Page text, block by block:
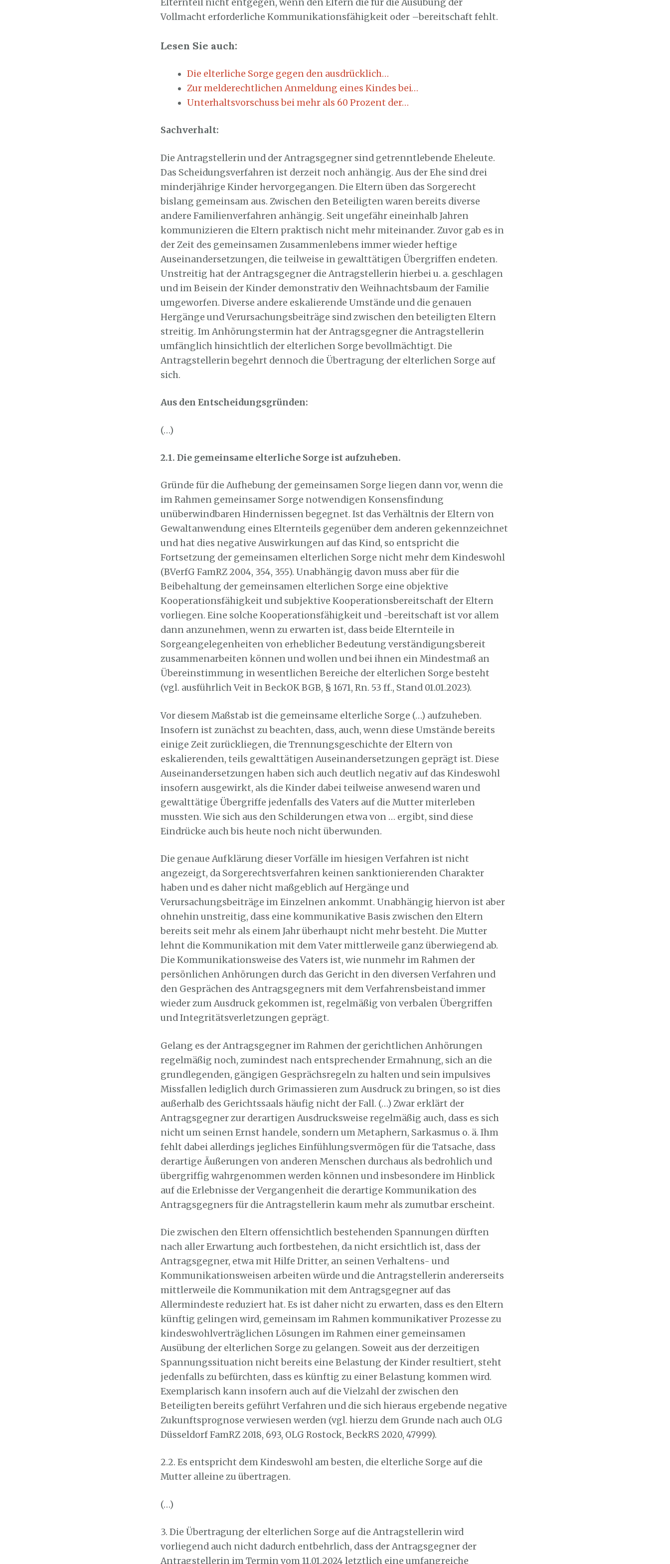
Elternteil nicht entgegen, wenn den Eltern die für die Ausübung der
Vollmacht erforderliche Kommunikationsfähigkeit oder –bereitschaft fehlt.
Lesen Sie auch:
Die elterliche Sorge gegen den ausdrücklich…
Zur melderechtlichen Anmeldung eines Kindes bei…
Unterhaltsvorschuss bei mehr als 60 Prozent der…
Sachverhalt:
Die Antragstellerin und der Antragsgegner sind getrenntlebende Eheleute.
Das Scheidungsverfahren ist derzeit noch anhängig. Aus der Ehe sind drei
minderjährige Kinder hervorgegangen. Die Eltern üben das Sorgerecht
bislang gemeinsam aus. Zwischen den Beteiligten waren bereits diverse
andere Familienverfahren anhängig. Seit ungefähr eineinhalb Jahren
kommunizieren die Eltern praktisch nicht mehr miteinander. Zuvor gab es in
der Zeit des gemeinsamen Zusammenlebens immer wieder heftige
Auseinandersetzungen, die teilweise in gewalttätigen Übergriffen endeten.
Unstreitig hat der Antragsgegner die Antragstellerin hierbei u. a. geschlagen
und im Beisein der Kinder demonstrativ den Weihnachtsbaum der Familie
umgeworfen. Diverse andere eskalierende Umstände und die genauen
Hergänge und Verursachungsbeiträge sind zwischen den beteiligten Eltern
streitig. Im Anhörungstermin hat der Antragsgegner die Antragstellerin
umfänglich hinsichtlich der elterlichen Sorge bevollmächtigt. Die
Antragstellerin begehrt dennoch die Übertragung der elterlichen Sorge auf
sich.
Aus den Entscheidungsgründen:
(…)
2.1. Die gemeinsame elterliche Sorge ist aufzuheben.
Gründe für die Aufhebung der gemeinsamen Sorge liegen dann vor, wenn die
im Rahmen gemeinsamer Sorge notwendigen Konsensfindung
unüberwindbaren Hindernissen begegnet. Ist das Verhältnis der Eltern von
Gewaltanwendung eines Elternteils gegenüber dem anderen gekennzeichnet
und hat dies negative Auswirkungen auf das Kind, so entspricht die
Fortsetzung der gemeinsamen elterlichen Sorge nicht mehr dem Kindeswohl
(BVerfG FamRZ 2004, 354, 355). Unabhängig davon muss aber für die
Beibehaltung der gemeinsamen elterlichen Sorge eine objektive
Kooperationsfähigkeit und subjektive Kooperationsbereitschaft der Eltern
vorliegen. Eine solche Kooperationsfähigkeit und -bereitschaft ist vor allem
dann anzunehmen, wenn zu erwarten ist, dass beide Elternteile in
Sorgeangelegenheiten von erheblicher Bedeutung verständigungsbereit
zusammenarbeiten können und wollen und bei ihnen ein Mindestmaß an
Übereinstimmung in wesentlichen Bereiche der elterlichen Sorge besteht
(vgl. ausführlich Veit in BeckOK BGB, § 1671, Rn. 53 ff., Stand 01.01.2023).
Vor diesem Maßstab ist die gemeinsame elterliche Sorge (…) aufzuheben.
Insofern ist zunächst zu beachten, dass, auch, wenn diese Umstände bereits
einige Zeit zurückliegen, die Trennungsgeschichte der Eltern von
eskalierenden, teils gewalttätigen Auseinandersetzungen geprägt ist. Diese
Auseinandersetzungen haben sich auch deutlich negativ auf das Kindeswohl
insofern ausgewirkt, als die Kinder dabei teilweise anwesend waren und
gewalttätige Übergriffe jedenfalls des Vaters auf die Mutter miterleben
mussten. Wie sich aus den Schilderungen etwa von … ergibt, sind diese
Eindrücke auch bis heute noch nicht überwunden.
Die genaue Aufklärung dieser Vorfälle im hiesigen Verfahren ist nicht
angezeigt, da Sorgerechtsverfahren keinen sanktionierenden Charakter
haben und es daher nicht maßgeblich auf Hergänge und
Verursachungsbeiträge im Einzelnen ankommt. Unabhängig hiervon ist aber
ohnehin unstreitig, dass eine kommunikative Basis zwischen den Eltern
bereits seit mehr als einem Jahr überhaupt nicht mehr besteht. Die Mutter
lehnt die Kommunikation mit dem Vater mittlerweile ganz überwiegend ab.
Die Kommunikationsweise des Vaters ist, wie nunmehr im Rahmen der
persönlichen Anhörungen durch das Gericht in den diversen Verfahren und
den Gesprächen des Antragsgegners mit dem Verfahrensbeistand immer
wieder zum Ausdruck gekommen ist, regelmäßig von verbalen Übergriffen
und Integritätsverletzungen geprägt.
Gelang es der Antragsgegner im Rahmen der gerichtlichen Anhörungen
regelmäßig noch, zumindest nach entsprechender Ermahnung, sich an die
grundlegenden, gängigen Gesprächsregeln zu halten und sein impulsives
Missfallen lediglich durch Grimassieren zum Ausdruck zu bringen, so ist dies
außerhalb des Gerichtssaals häufig nicht der Fall. (…) Zwar erklärt der
Antragsgegner zur derartigen Ausdrucksweise regelmäßig auch, dass es sich
nicht um seinen Ernst handele, sondern um Metaphern, Sarkasmus o. ä. Ihm
fehlt dabei allerdings jegliches Einfühlungsvermögen für die Tatsache, dass
derartige Äußerungen von anderen Menschen durchaus als bedrohlich und
übergriffig wahrgenommen werden können und insbesondere im Hinblick
auf die Erlebnisse der Vergangenheit die derartige Kommunikation des
Antragsgegners für die Antragstellerin kaum mehr als zumutbar erscheint.
Die zwischen den Eltern offensichtlich bestehenden Spannungen dürften
nach aller Erwartung auch fortbestehen, da nicht ersichtlich ist, dass der
Antragsgegner, etwa mit Hilfe Dritter, an seinen Verhaltens- und
Kommunikationsweisen arbeiten würde und die Antragstellerin andererseits
mittlerweile die Kommunikation mit dem Antragsgegner auf das
Allermindeste reduziert hat. Es ist daher nicht zu erwarten, dass es den Eltern
künftig gelingen wird, gemeinsam im Rahmen kommunikativer Prozesse zu
kindeswohlverträglichen Lösungen im Rahmen einer gemeinsamen
Ausübung der elterlichen Sorge zu gelangen. Soweit aus der derzeitigen
Spannungssituation nicht bereits eine Belastung der Kinder resultiert, steht
jedenfalls zu befürchten, dass es künftig zu einer Belastung kommen wird.
Exemplarisch kann insofern auch auf die Vielzahl der zwischen den
Beteiligten bereits geführt Verfahren und die sich hieraus ergebende negative
Zukunftsprognose verwiesen werden (vgl. hierzu dem Grunde nach auch OLG
Düsseldorf FamRZ 2018, 693, OLG Rostock, BeckRS 2020, 47999).
2.2. Es entspricht dem Kindeswohl am besten, die elterliche Sorge auf die
Mutter alleine zu übertragen.
(…)
3. Die Übertragung der elterlichen Sorge auf die Antragstellerin wird
vorliegend auch nicht dadurch entbehrlich, dass der Antragsgegner der
Antragstellerin im Termin vom 11.01.2024 letztlich eine umfangreiche